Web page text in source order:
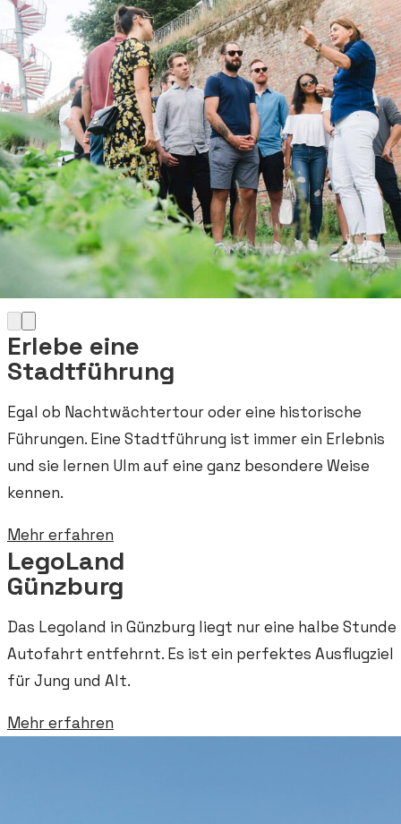
Erlebe eine
Stadtführung
Egal ob Nachtwächtertour oder eine historische
Führungen. Eine Stadtführung ist immer ein Erlebnis
und sie lernen Ulm auf eine ganz besondere Weise
kennen.
Mehr erfahren
LegoLand
Günzburg
Das Legoland in Günzburg liegt nur eine halbe Stunde
Autofahrt entfehrnt. Es ist ein perfektes Ausflugziel
für Jung und Alt.
Mehr erfahren